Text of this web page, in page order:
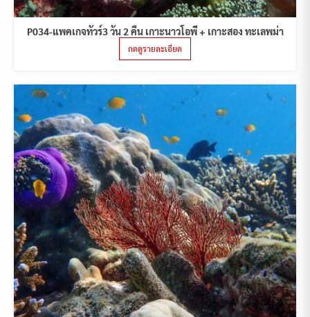
P034-แพคเกจทัวร์3 วัน 2 คืน เกาะนาวโอพี + เกาะสอง ทะเลพม่า
กดดูรายละเอียด